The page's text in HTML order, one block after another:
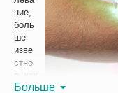
ние,
боль
ше
изве
стно
«чеш
Больше